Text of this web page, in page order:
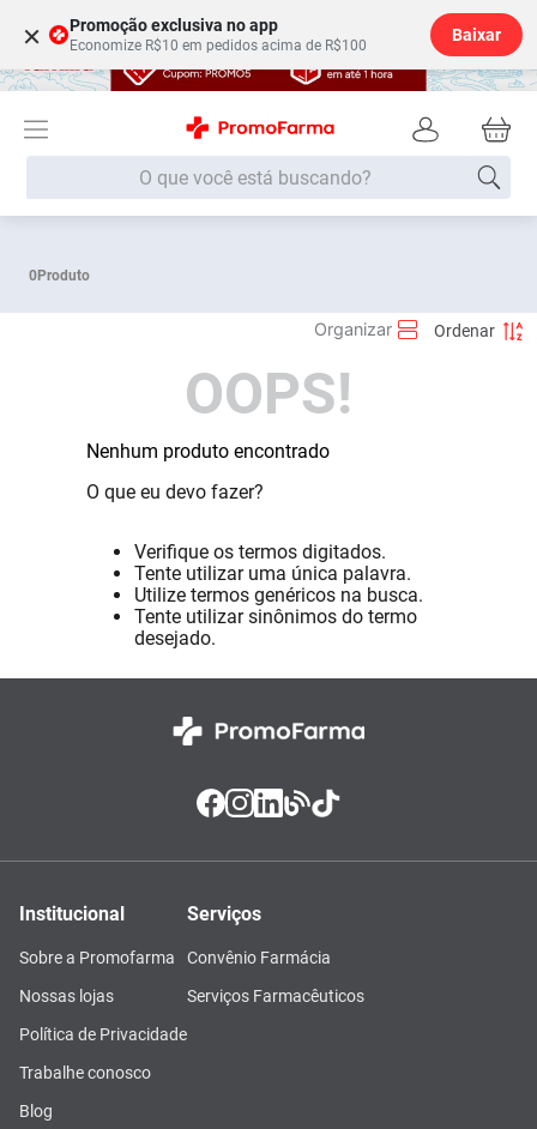
× Promoção exclusiva no app
Economize R$10 em pedidos acima de R$100
Baixar
O que você está buscando?
0Produto
OOPS!
Nenhum produto encontrado
O que eu devo fazer?
Verifique os termos digitados.
Tente utilizar uma única palavra.
Utilize termos genéricos na busca.
Tente utilizar sinônimos do termo
desejado.
Institucional
Sobre a Promofarma
Nossas lojas
Política de Privacidade
Trabalhe conosco
Blog
Serviços
Convênio Farmácia
Serviços Farmacêuticos
Fralda G
Desodorante
Absorvente
Pampers Confort Sec
Lavitan